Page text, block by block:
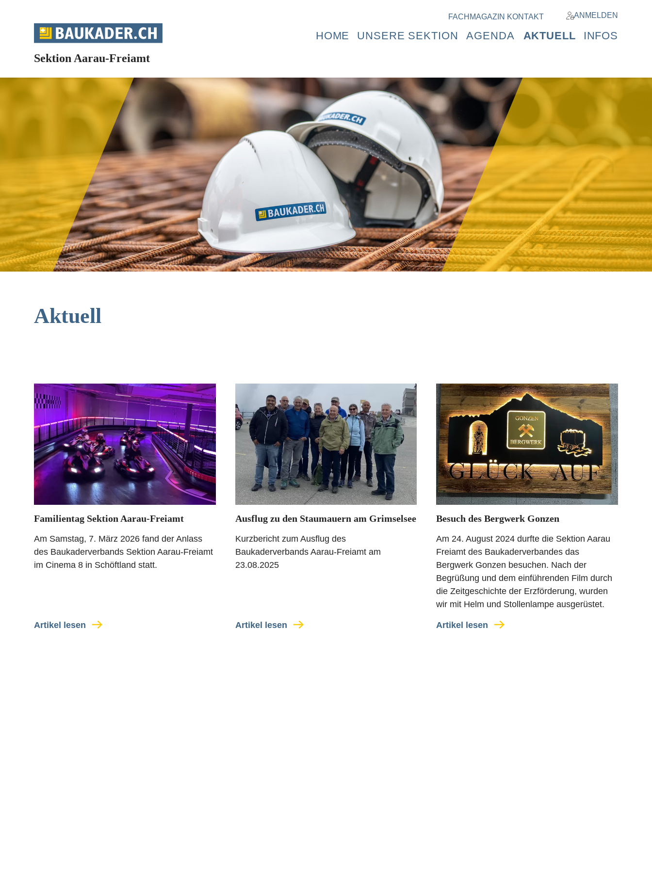
FACHMAGAZIN KONTAKT ANMELDEN
Sektion Aarau-Freiamt
HOME UNSERE SEKTION AGENDA AKTUELL INFOS
Aktuell
Familientag Sektion Aarau-Freiamt
Am Samstag, 7. März 2026 fand der Anlass
des Baukaderverbands Sektion Aarau-Freiamt
im Cinema 8 in Schöftland statt.
Artikel lesen
Ausflug zu den Staumauern am Grimselsee
Kurzbericht zum Ausflug des
Baukaderverbands Aarau-Freiamt am
23.08.2025
Artikel lesen
Besuch des Bergwerk Gonzen
Am 24. August 2024 durfte die Sektion Aarau
Freiamt des Baukaderverbandes das
Bergwerk Gonzen besuchen. Nach der
Begrüßung und dem einführenden Film durch
die Zeitgeschichte der Erzförderung, wurden
wir mit Helm und Stollenlampe ausgerüstet.
Artikel lesen